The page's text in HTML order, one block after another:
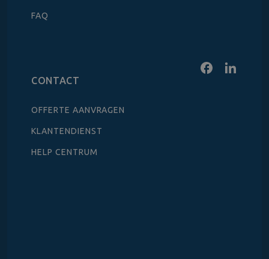
FAQ
CONTACT
OFFERTE AANVRAGEN
KLANTENDIENST
HELP CENTRUM